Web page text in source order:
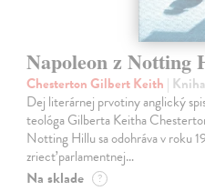
Napoleon z Notting
Chesterton Gilbert Keith | Kniha
Dej literárnej prvotiny anglický
teológa Gilberta Keitha
Notting Hillu sa odohráva v roku
zriecť parlamentnej…
Na sklade ?